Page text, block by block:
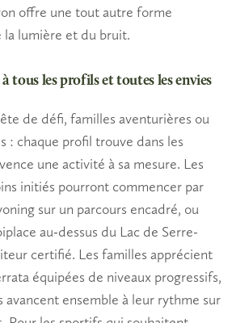
offre une tout autre forme
lumière et du bruit.
à tous les profils et toutes les envies
de défi, familles aventurières ou
: chaque profil trouve dans les
une activité à sa mesure. Les
initiés pourront commencer par
sur un parcours encadré, ou
au-dessus du Lac de Serre-
certifié. Les familles apprécient
équipées de niveaux progressifs,
avancent ensemble à leur rythme sur